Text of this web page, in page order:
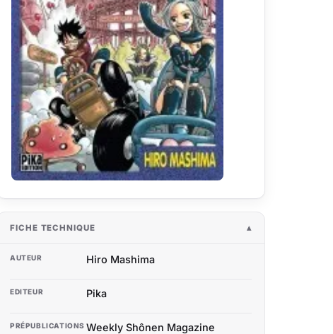
FICHE TECHNIQUE
AUTEUR Hiro Mashima
EDITEUR Pika
PRÉPUBLICATIONS Weekly Shônen Magazine